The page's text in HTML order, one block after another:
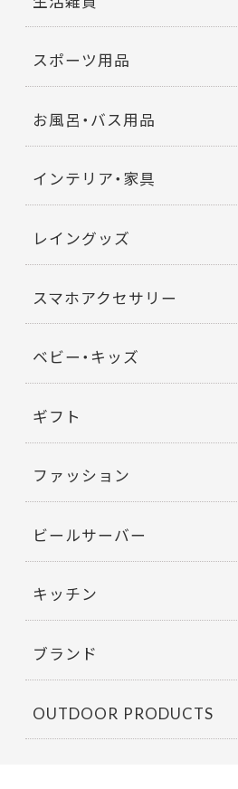
スポーツ用品
お風呂・バス用品
インテリア・家具
レイングッズ
スマホアクセサリー
ベビー・キッズ
ギフト
ファッション
ビールサーバー
キッチン
ブランド
OUTDOOR PRODUCTS